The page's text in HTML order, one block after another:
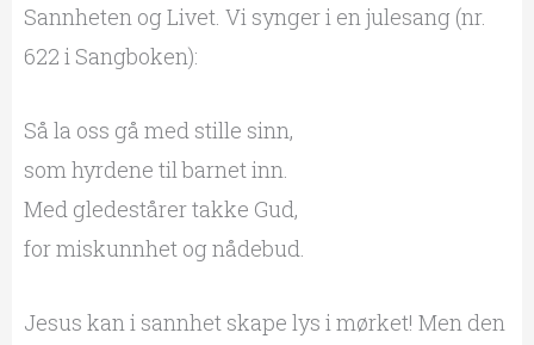
Sannheten og Livet. Vi synger i en julesang (nr.
622 i Sangboken):
Så la oss gå med stille sinn,
som hyrdene til barnet inn.
Med gledestårer takke Gud,
for miskunnhet og nådebud.
Jesus kan i sannhet skape lys i mørket! Men den